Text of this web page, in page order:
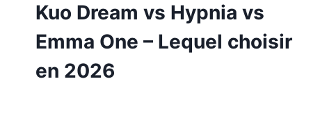
Kuo Dream vs Hypnia vs
Emma One – Lequel choisir
en 2026